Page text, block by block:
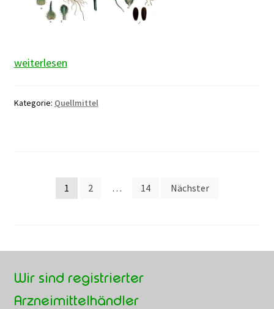
Flohsamen
weiterlesen
Kategorie: Quellmittel
Seitennummerierung
1 2 … 14 Nächster
Wir sind registrierter
Arzneimittelhändler